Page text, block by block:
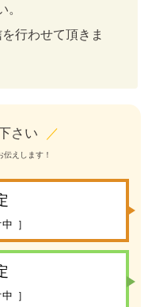
。
行わせて頂きま
さい ／
えします！
］
］